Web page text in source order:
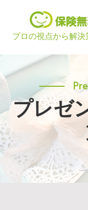
プロの視点から解
プレゼ